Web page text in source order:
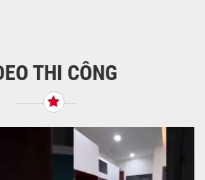
nối sự tin tưởng từ quý khách hàng, vừa
Công Ty TNHH Thiết Kế Xây Dựng Sao
NHẬN CHÌA KHÓA – TRAO TỔ ẤM MỚI
TẠI PHƯỜNG AN LẠC
Địa điểm: Đường Lâm Hoành, phường An
THI CÔNG